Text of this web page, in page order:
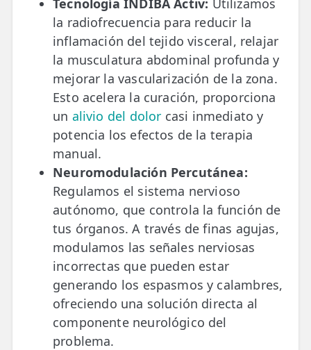
la radiofrecuencia para reducir la
inflamación del tejido visceral, relajar
la musculatura abdominal profunda y
mejorar la vascularización de la zona.
Esto acelera la curación, proporciona
un alivio del dolor casi inmediato y
potencia los efectos de la terapia
manual.
Neuromodulación Percutánea:
Regulamos el sistema nervioso
autónomo, que controla la función de
tus órganos. A través de finas agujas,
modulamos las señales nerviosas
incorrectas que pueden estar
generando los espasmos y calambres,
ofreciendo una solución directa al
componente neurológico del
problema.